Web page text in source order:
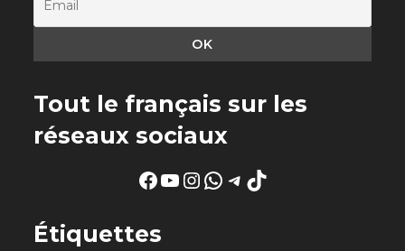
Tout le français sur les
réseaux sociaux
Facebook
YouTube
Instagram
WhatsApp
Telegram
TikTok
Étiquettes